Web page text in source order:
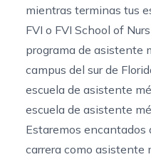
mientras terminas tus
FVI o FVI School of
programa de asistente
campus del sur de
escuela de asistente
escuela de asistente
Estaremos encantados
carrera como asistente